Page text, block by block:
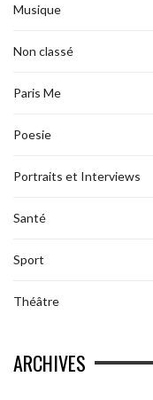
Musique
Non classé
Paris Me
Poesie
Portraits et Interviews
Santé
Sport
Théâtre
ARCHIVES